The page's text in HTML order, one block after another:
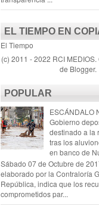
EL TIEMPO EN
El Tiempo
(c) 2011 - 2022 RCI
de Blogger.
POPULAR
ESCÁNDALO
Gobierno
destinado a la
tras los
en banco de
Sábado 07 de Octubre de
elaborado por la Contraloría
República, indica que los
comprometidos par...